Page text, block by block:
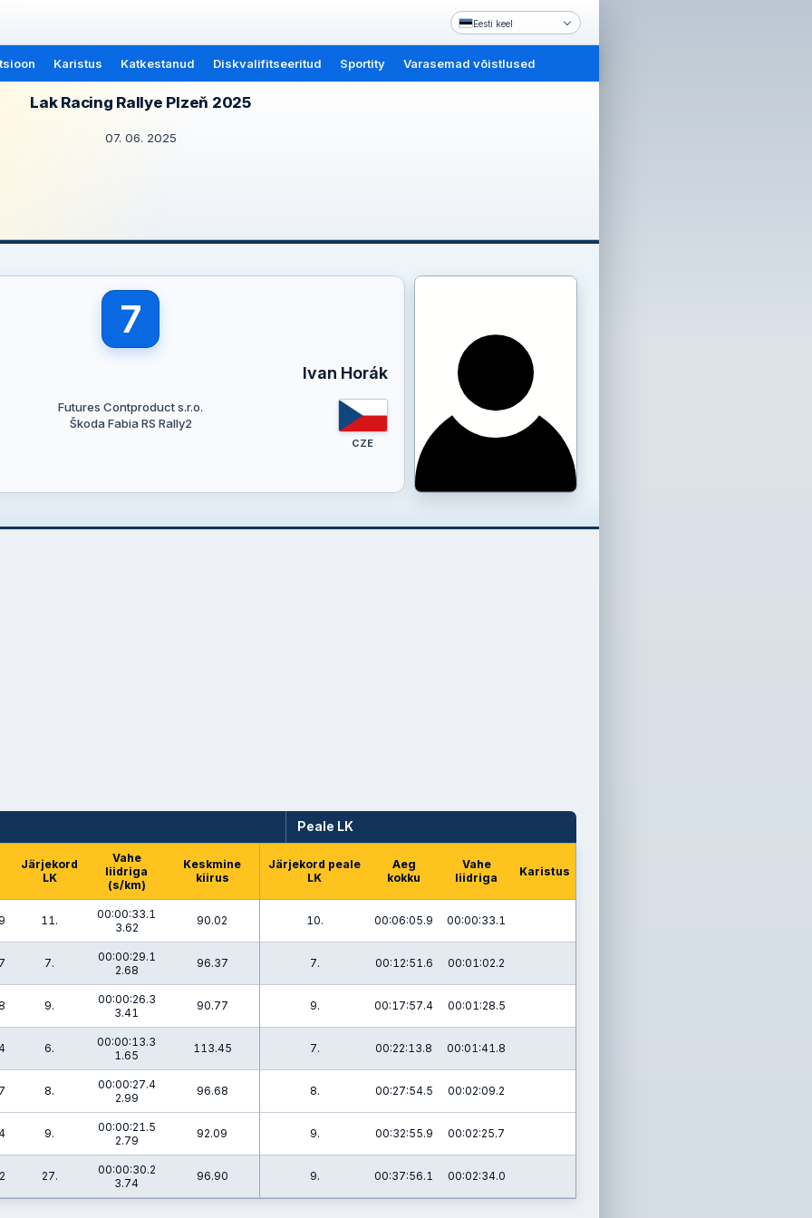
Eesti keel
Karistus Katkestanud Diskvalifitseeritud Sportity Varasemad võistlused
Lak Racing Rallye Plzeň 2025
07. 06. 2025
7
Ivan Horák
Futures Contproduct s.r.o.
Škoda Fabia RS Rally2
CZE
Peale LK
Järjekord
LK
Vahe
liidriga
(s/km)
Keskmine
kiirus
Järjekord peale
LK
Aeg
kokku
Vahe
liidriga
Karistus
11.
00:00:33.1
3.62
90.02 10. 00:06:05.9 00:00:33.1
7.
00:00:29.1
2.68
96.37 7. 00:12:51.6 00:01:02.2
9.
00:00:26.3
3.41
90.77 9. 00:17:57.4 00:01:28.5
6.
00:00:13.3
1.65
113.45 7. 00:22:13.8 00:01:41.8
8.
00:00:27.4
2.99
96.68 8. 00:27:54.5 00:02:09.2
9.
00:00:21.5
2.79
92.09 9. 00:32:55.9 00:02:25.7
27.
00:00:30.2
3.74
96.90 9. 00:37:56.1 00:02:34.0